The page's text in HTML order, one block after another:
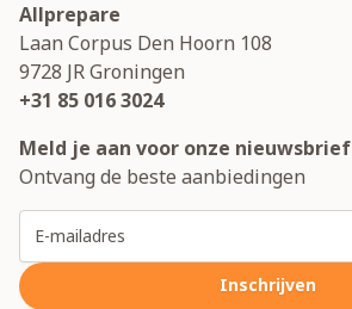
Allprepare
Laan Corpus Den Hoorn 108
9728 JRGroningen
+31 85 016 3024
Meld je aan voor onze nieuwsbrief
Ontvang de beste aanbiedingen
Inschrijven